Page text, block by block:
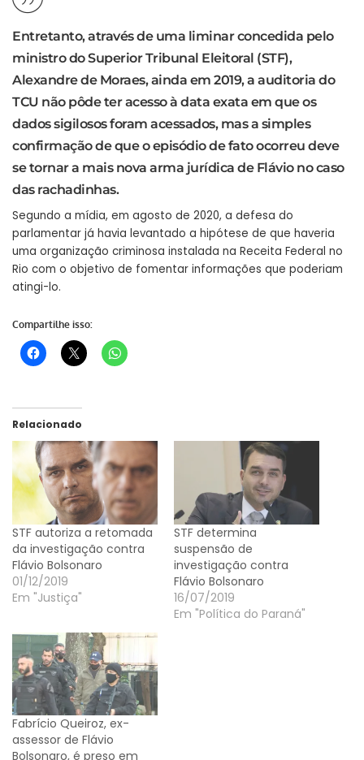
Entretanto, através de uma liminar concedida pelo
ministro do Superior Tribunal Eleitoral (STF),
Alexandre de Moraes, ainda em 2019, a auditoria do
TCU não pôde ter acesso à data exata em que os
dados sigilosos foram acessados, mas a simples
confirmação de que o episódio de fato ocorreu deve
se tornar a mais nova arma jurídica de Flávio no caso
das rachadinhas.
Segundo a mídia, em agosto de 2020, a defesa do
parlamentar já havia levantado a hipótese de que haveria
uma organização criminosa instalada na Receita Federal no
Rio com o objetivo de fomentar informações que poderiam
atingi-lo.
Compartilhe isso:
Relacionado
STF autoriza a retomada
da investigação contra
Flávio Bolsonaro
01/12/2019
Em "Justiça"
STF determina
suspensão de
investigação contra
Flávio Bolsonaro
16/07/2019
Em "Política do Paraná"
Fabrício Queiroz, ex-
assessor de Flávio
Bolsonaro, é preso em